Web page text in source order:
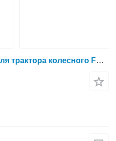
Гидрораспределитель для трактора колесного Ford 6640